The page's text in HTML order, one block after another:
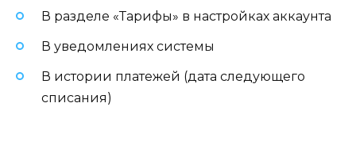
В разделе «Тарифы» в настройках аккаунта
В уведомлениях системы
В истории платежей (дата следующего
списания)